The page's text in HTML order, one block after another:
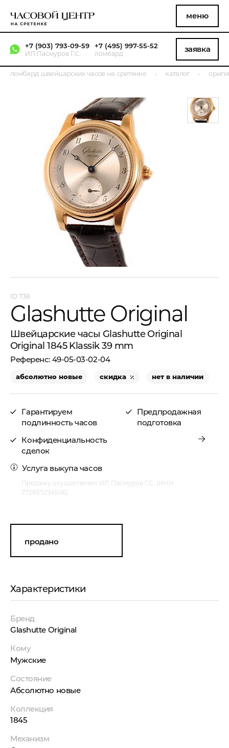
меню
+7 (903) 793-09-59
ИП Пасмуров Г.С.
+7 (495) 997-55-52
ломбард заявка
ломбард швейцарских часов на сретенке каталог
738
Glashutte Original
Швейцарские часы Glashutte Original
Original 1845 Klassik 39 mm
49-05-03-02-04
абсолютно новые скидка нет в наличии
Гарантируем
подлинность часов
Конфиденциальность
сделок
Предпродажная
подготовка
Услуга выкупа часов
Продажу осуществляет ИП Пасмуров Г.С. (ИНН
772857294506)
продано
Характеристики
Бренд
Glashutte Original
Кому
Мужские
Состояние
Абсолютно новые
Коллекция
1845
Механизм